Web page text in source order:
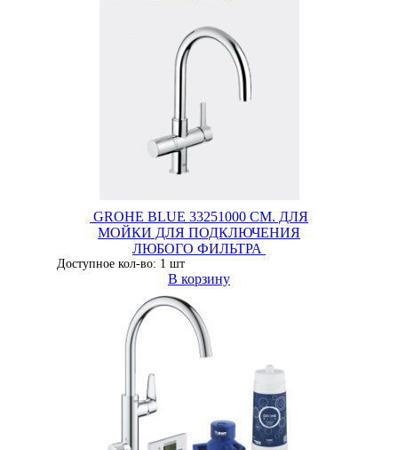
GROHE BLUE 33251000 СМ. ДЛЯ
МОЙКИ ДЛЯ ПОДКЛЮЧЕНИЯ
ЛЮБОГО ФИЛЬТРА
Доступное кол-во: 1 шт
В корзину